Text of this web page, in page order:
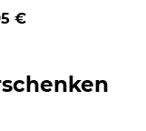
- HO
schwarz
€